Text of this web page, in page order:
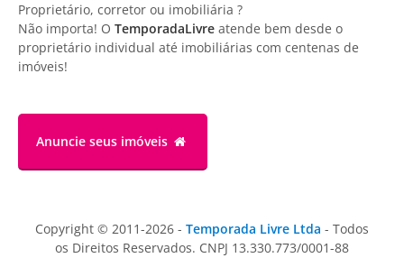
Proprietário, corretor ou imobiliária ?
Não importa! O TemporadaLivre atende bem desde o
proprietário individual até imobiliárias com centenas de
imóveis!
Anuncie seus imóveis
Copyright © 2011-2026 - Temporada Livre Ltda - Todos
os Direitos Reservados. CNPJ 13.330.773/0001-88